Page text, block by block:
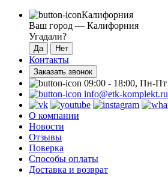
Калифорния
Ваш город — Калифорния
Угадали?
Контакты
Заказать звонок
09:00 - 18:00, Пн-Пт
info@etk-komplekt.ru
О компании
Новости
Отзывы
Поверка
Способы оплаты
Доставка и возврат